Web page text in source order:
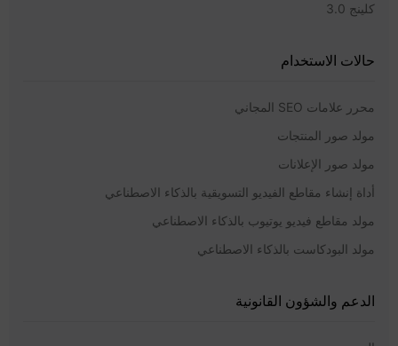
كلينج 3.0
حالات الاستخدام
محرر علامات SEO المجاني
مولد صور المنتجات
مولد صور الإعلانات
أداة إنشاء مقاطع الفيديو التسويقية بالذكاء الاصطناعي
مولد مقاطع فيديو يوتيوب بالذكاء الاصطناعي
مولد البودكاست بالذكاء الاصطناعي
الدعم والشؤون القانونية